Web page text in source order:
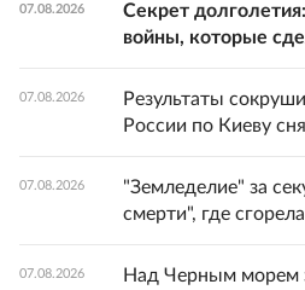
07.08.2026
Секрет
войны, которые
07.08.2026
Результаты
России по Киеву
07.08.2026
"Земледелие" за
смерти", где
07.08.2026
Над Черным морем